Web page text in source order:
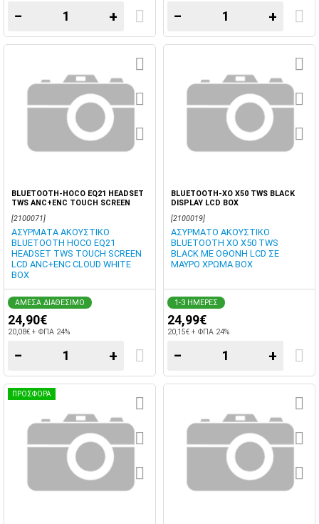
− + − +
BLUETOOTH-HOCO EQ21 HEADSET
TWS ANC+ENC TOUCH SCREEN
[2100071]
AΣΥΡΜΑΤΑ ΑΚΟΥΣΤΙΚΟ
BLUETOOTH HOCO EQ21
HEADSET TWS TOUCH SCREEN
LCD ANC+ENC CLOUD WHITE
BOX
ΑΜΕΣΑ ΔΙΑΘΕΣΙΜΟ
24,90€
20,08€ + ΦΠΑ 24%
− +
BLUETOOTH-XO X50 TWS BLACK
DISPLAY LCD BOX
[2100019]
ΑΣΥΡΜΑΤΟ ΑΚΟΥΣΤΙΚΟ
BLUETOOTH XO X50 TWS
BLACK ΜΕ ΟΘΟΝΗ LCD ΣΕ
ΜΑΥΡΟ ΧΡΩΜΑ BOX
1-3 ΗΜΕΡΕΣ
24,99€
20,15€ + ΦΠΑ 24%
− +
ΠΡΟΣΦΟΡΑ